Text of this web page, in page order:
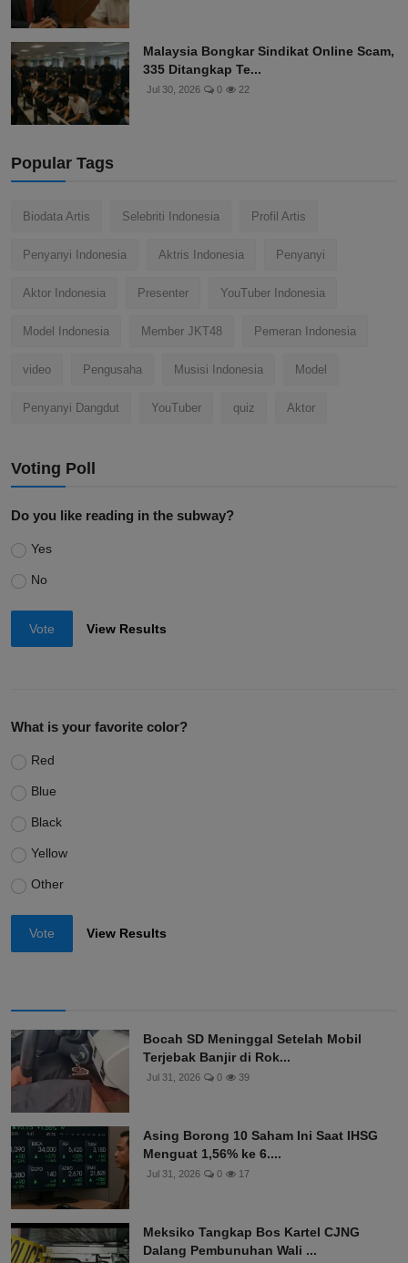
Malaysia Bongkar Sindikat Online Scam,
335 Ditangkap Te...
Jul 30, 2026 0 22
Popular Tags
Biodata Artis Selebriti Indonesia Profil Artis
Penyanyi Indonesia Aktris Indonesia Penyanyi
Aktor Indonesia Presenter YouTuber Indonesia
Model Indonesia Member JKT48 Pemeran Indonesia
video Pengusaha Musisi Indonesia Model
Penyanyi Dangdut YouTuber quiz Aktor
Voting Poll
Do you like reading in the subway?
Yes
No
Vote View Results
What is your favorite color?
Red
Blue
Black
Yellow
Other
Vote View Results
Bocah SD Meninggal Setelah Mobil
Terjebak Banjir di Rok...
Jul 31, 2026 0 39
Asing Borong 10 Saham Ini Saat IHSG
Menguat 1,56% ke 6....
Jul 31, 2026 0 17
Meksiko Tangkap Bos Kartel CJNG
Dalang Pembunuhan Wali ...